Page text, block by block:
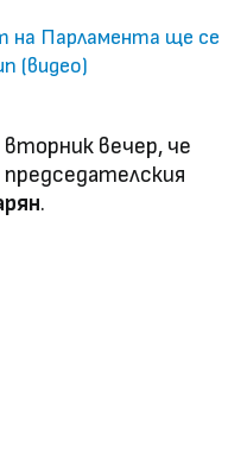
на Парламента ще се
(видео)
вторник вечер, че
председателския
.